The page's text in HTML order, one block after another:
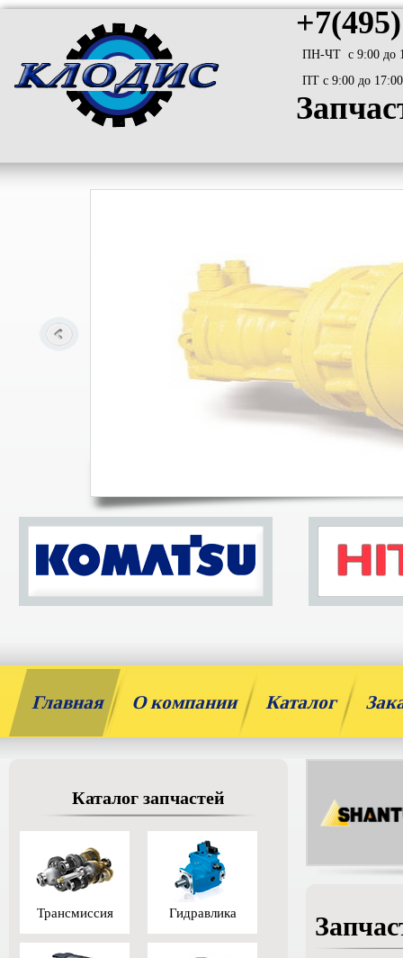
ПН-ЧТ с 9:00 до
ПТ с 9:00 до
Главная О компании Каталог
Каталог запчастей
Трансмиссия Гидравлика